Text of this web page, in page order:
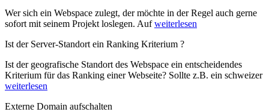
Wer sich ein Webspace zulegt, der möchte in der Regel auch gerne
sofort mit seinem Projekt loslegen. Aufweiterlesen
Ist der Server-Standort ein Ranking Kriterium ?
Ist der geografische Standort des Webspace ein entscheidendes
Kriterium für das Ranking einer Webseite? Sollte z.B. ein schweizer
weiterlesen
Externe Domain aufschalten